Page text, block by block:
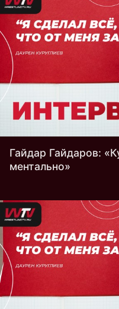
Гайдар Гайдаров:
ментально»